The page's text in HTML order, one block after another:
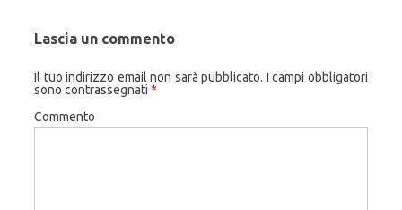
Lascia un commento
Il tuo indirizzo email non sarà pubblicato. I campi obbligatori
sono contrassegnati *
Commento